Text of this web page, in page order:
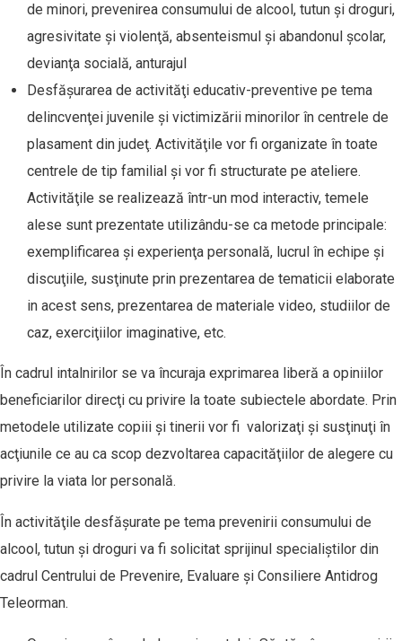
de minori, prevenirea consumului de alcool, tutun şi droguri,
agresivitate şi violenţă, absenteismul şi abandonul şcolar,
devianţa socială, anturajul
Desfăşurarea de activităţi educativ-preventive pe tema
delincvenţei juvenile şi victimizării minorilor în centrele de
plasament din judeţ. Activităţile vor fi organizate în toate
centrele de tip familial şi vor fi structurate pe ateliere.
Activităţile se realizează într-un mod interactiv, temele
alese sunt prezentate utilizându-se ca metode principale:
exemplificarea şi experienţa personală, lucrul în echipe şi
discuţiile, susţinute prin prezentarea de tematicii elaborate
in acest sens, prezentarea de materiale video, studiilor de
caz, exerciţiilor imaginative, etc.
În cadrul intalnirilor se va încuraja exprimarea liberă a opiniilor
beneficiarilor direcţi cu privire la toate subiectele abordate. Prin
metodele utilizate copiii şi tinerii vor fi valorizaţi şi susţinuţi în
acţiunile ce au ca scop dezvoltarea capacităţiilor de alegere cu
privire la viata lor personală.
În activităţile desfăşurate pe tema prevenirii consumului de
alcool, tutun şi droguri va fi solicitat sprijinul specialiştilor din
cadrul Centrului de Prevenire, Evaluare şi Consiliere Antidrog
Teleorman.